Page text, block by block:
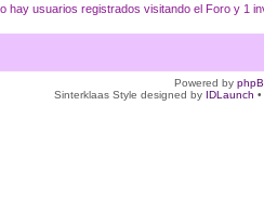
hay usuarios registrados visitando el Foro y 1
Powered by
Sinterklaas Style designed by IDLaunch